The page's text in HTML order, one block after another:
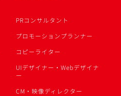
PRコンサルタント
プロモーションプランナー
コピーライター
UIデザイナー・Webデザイナ
ー
CM・映像ディレクター